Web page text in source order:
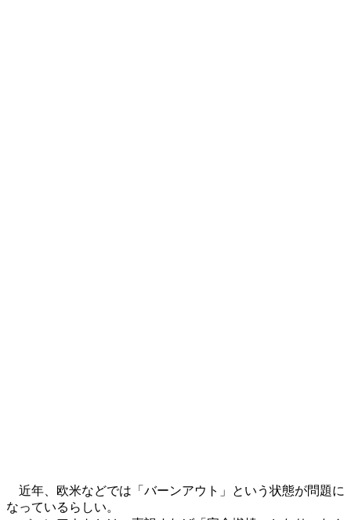
近年、欧米などでは「バーンアウト」という状態が問題に
なっているらしい。